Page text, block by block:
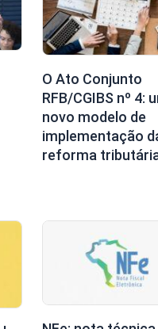
O Ato Conjunto
RFB/CGIBS nº 4:
novo modelo de
implementação
reforma